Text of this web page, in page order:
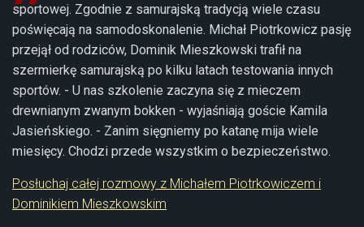
sportowej. Zgodnie z samurajską tradycją wiele czasu
poświęcają na samodoskonalenie. Michał Piotrkowicz pasję
przejął od rodziców, Dominik Mieszkowski trafił na
szermierkę samurajską po kilku latach testowania innych
sportów. - U nas szkolenie zaczyna się z mieczem
drewnianym zwanym bokken - wyjaśniają goście Kamila
Jasieńskiego. - Zanim sięgniemy po katanę mija wiele
miesięcy. Chodzi przede wszystkim o bezpieczeństwo.
Posłuchaj całej rozmowy z Michałem Piotrkowiczem i
Dominikiem Mieszkowskim